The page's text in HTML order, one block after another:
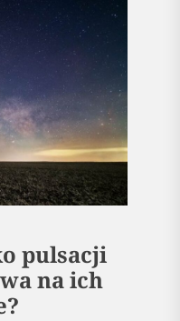
pulsacji
na ich